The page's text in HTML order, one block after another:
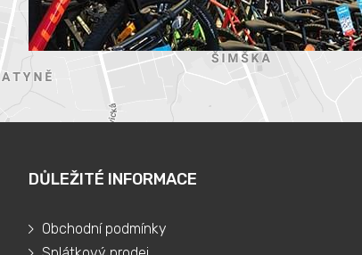
DŮLEŽITÉ INFORMACE
Obchodní podmínky